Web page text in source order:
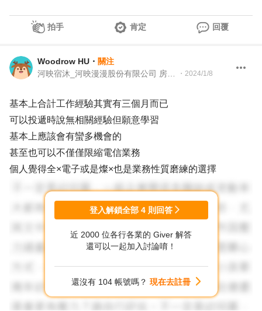
拍手 肯定 回覆
Woodrow HU ・ 關注
・ 2024/1/8
基本上合計工作經驗其實有三個月而已
可以投遞時說無相關經驗但願意學習
基本上應該會有蠻多機會的
甚至也可以不僅僅限縮電信業務
個人覺得全×電子或是燦×也是業務性質磨練的選擇
登入解鎖全部 4 則回答
近 2000 位各行各業的 Giver 解答
還可以一起加入討論唷！
還沒有 104 帳號嗎？ 現在去註冊